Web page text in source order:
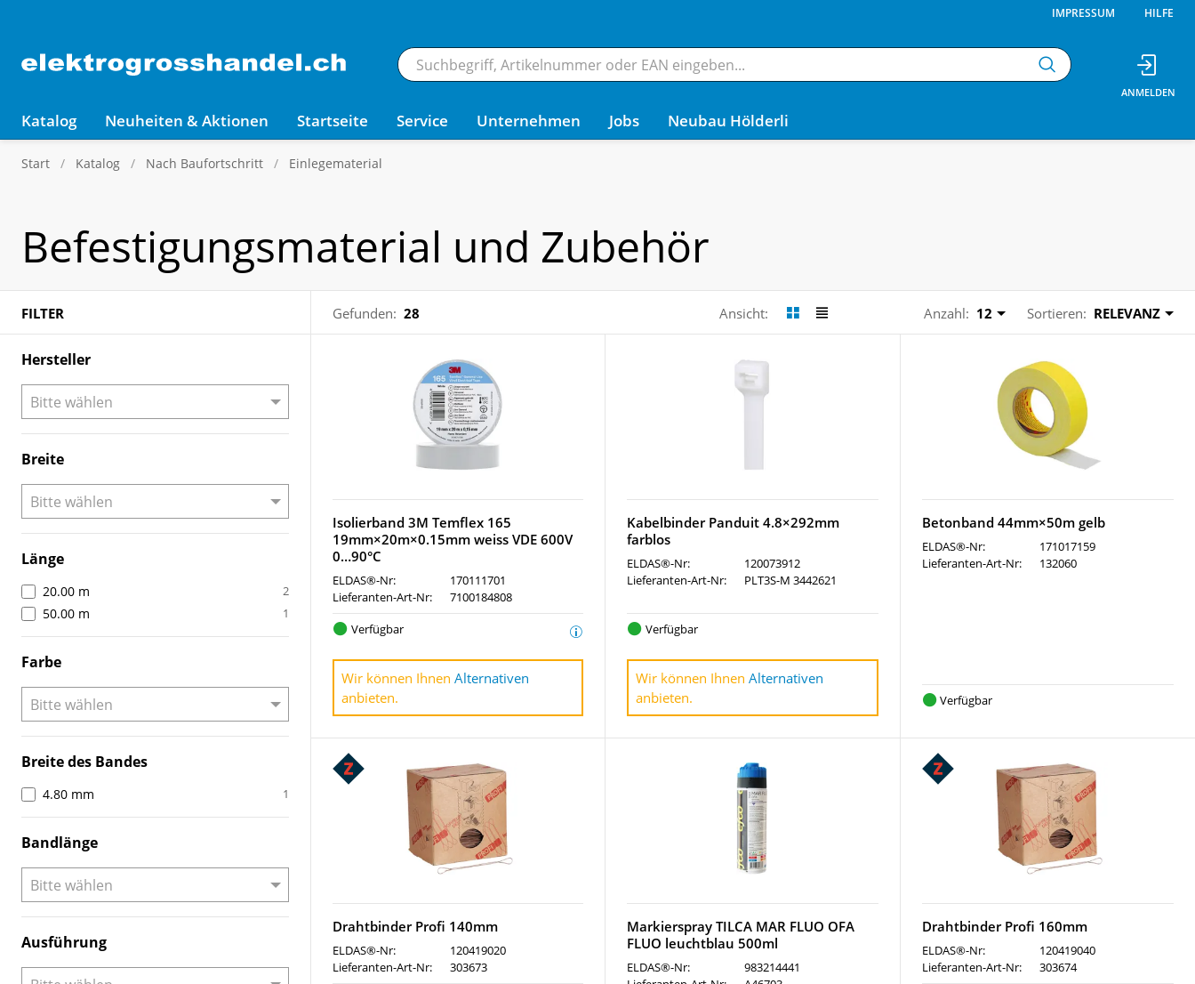
IMPRESSUM HILFE
Katalog Neuheiten & Aktionen Startseite Service Unternehmen Jobs Neubau Hölderli
Start Katalog Nach Baufortschritt Einlegematerial
Befestigungsmaterial und Zubehör
FILTER Gefunden: 28 Ansicht: Anzahl: 12 Sortieren: RELEVANZ
Hersteller
Breite
Länge
20.00 m 2
50.00 m 1
Farbe
Breite des Bandes
4.80 mm 1
Bandlänge
Ausführung
Isolierband 3M Temflex 165
19mm×20m×0.15mm weiss VDE 600V
0…90°C
ELDAS®-Nr:
170111701
Lieferanten-Art-Nr:
7100184808
Verfügbar
Wir können Ihnen Alternativen
anbieten.
Kabelbinder Panduit 4.8×292mm
farblos
ELDAS®-Nr:
120073912
Lieferanten-Art-Nr:
PLT3S-M 3442621
Verfügbar
Wir können IhnenAlternativen
anbieten.
Betonband 44mm×50m gelb
ELDAS®-Nr:
171017159
Lieferanten-Art-Nr:
132060
Verfügbar
Drahtbinder Profi 140mm
ELDAS®-Nr:
120419020
Lieferanten-Art-Nr:
303673
Markierspray TILCA MAR FLUO OFA
FLUO leuchtblau 500ml
ELDAS®-Nr:
983214441
Drahtbinder Profi 160mm
ELDAS®-Nr:
120419040
Lieferanten-Art-Nr:
303674